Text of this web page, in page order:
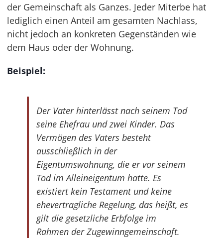
der Gemeinschaft als Ganzes. Jeder Miterbe hat
lediglich einen Anteil am gesamten Nachlass,
nicht jedoch an konkreten Gegenständen wie
dem Haus oder der Wohnung.
Beispiel:
Der Vater hinterlässt nach seinem Tod
seine Ehefrau und zwei Kinder. Das
Vermögen des Vaters besteht
ausschließlich in der
Eigentumswohnung, die er vor seinem
Tod im Alleineigentum hatte. Es
existiert kein Testament und keine
ehevertragliche Regelung, das heißt, es
gilt die gesetzliche Erbfolge im
Rahmen der Zugewinngemeinschaft.